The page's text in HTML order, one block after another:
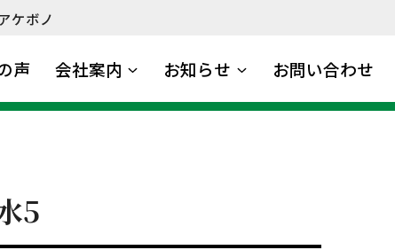
ケボノ
声 会社案内 お知らせ お問い合わせ
5